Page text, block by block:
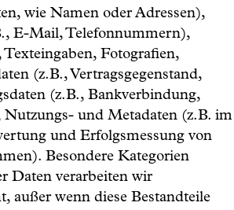
wie Namen oder Adressen),
E-Mail, Telefonnummern),
Fotografien,
(z.B., Vertragsgegenstand,
(z.B., Bankverbindung,
Nutzungs- und Metadaten (z.B. im
und Erfolgsmessung von
Besondere Kategorien
Daten verarbeiten wir
außer wenn diese Bestandteile